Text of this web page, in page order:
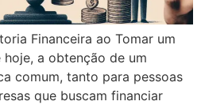
Financeira ao Tomar um
a obtenção de um
comum, tanto para pessoas
que buscam financiar